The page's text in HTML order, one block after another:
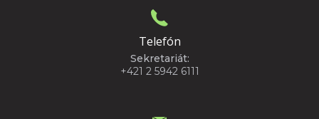
Telefón
Sekretariát:
+421 2 5942 6111